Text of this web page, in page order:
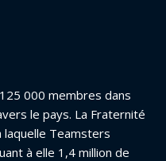
000 membres dans
le pays. La Fraternité
Teamsters
à elle 1,4 million de